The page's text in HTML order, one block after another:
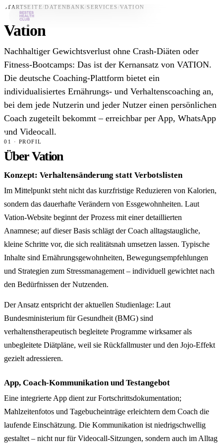
Datenbank
News
Für Unternehmen
Jetzt downloaden
STARTSEITE /DATENBANK /SERVICES /VATION
Vation
Nachhaltiger Gewichtsverlust ohne Crash-Diäten oder
Fitness-Bootcamps: Das ist der Kernansatz von VATION.
Die deutsche Coaching-Plattform bietet ein
individualisiertes Ernährungs- und Verhaltenscoaching an,
bei dem jede Nutzerin und jeder Nutzer einen persönlichen
Coach zugeteilt bekommt – erreichbar per App, WhatsApp
und Videocall.
01 · PROFIL
Über Vation
Konzept: Verhaltensänderung statt Verbotslisten
Im Mittelpunkt steht nicht das kurzfristige Reduzieren von Kalorien,
sondern das dauerhafte Verändern von Essgewohnheiten. Laut
Vation-Website beginnt der Prozess mit einer detaillierten
Anamnese; auf dieser Basis schlägt der Coach alltagstaugliche,
kleine Schritte vor, die sich realitätsnah umsetzen lassen. Typische
Inhalte sind Ernährungsgewohnheiten, Bewegungsempfehlungen
und Strategien zum Stressmanagement – individuell gewichtet nach
den Bedürfnissen der Nutzenden.
Der Ansatz entspricht der aktuellen Studienlage: Laut
Bundesministerium für Gesundheit (BMG) sind
verhaltenstherapeutisch begleitete Programme wirksamer als
unbegleitete Diätpläne, weil sie Rückfallmuster und den Jojo-Effekt
gezielt adressieren.
App, Coach-Kommunikation und Testangebot
Eine integrierte App dient zur Fortschrittsdokumentation;
Mahlzeitenfotos und Tagebucheinträge erleichtern dem Coach die
laufende Einschätzung. Die Kommunikation ist niedrigschwellig
gestaltet – nicht nur für Videocall-Sitzungen, sondern auch im Alltag